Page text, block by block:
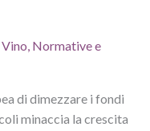
, Normative e
di dimezzare i fondi
minaccia la crescita